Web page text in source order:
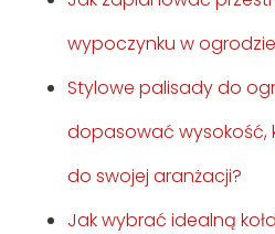
wypoczynku w
Stylowe palisady do
dopasować wysokość,
do swojej aranżacji?
Jak wybrać idealną